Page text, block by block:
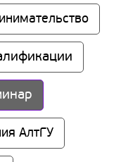
АлтГУ